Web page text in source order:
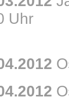
Uhr